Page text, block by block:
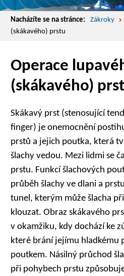
Nacházíte se na stránce: Zákroky
(skákavého) prstu
Operace
(skákavého)
Skákavý prst (stenosující
finger) je onemocnění
prstů a jejich poutka, která
šlachy vedou. Mezi lidmi se
prstu. Funkcí šlachových
průběh šlachy ve dlani a
tunel, kterým může šlacha
klouzat. Obraz skákavého
v okamžiku, kdy dochází ke
které brání jejímu hladkému
poutkem. Násilný průchod
při pohybech prstu